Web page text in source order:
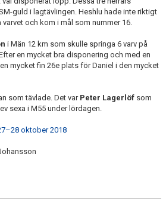
guld i lagtävlingen. Heshlu hade inte riktigt
och kom i mål som nummer 16.
i Män 12 km som skulle springa 6 varv på
en mycket bra disponering och med en
mycket fin 26e plats för Daniel i den mycket
som tävlade. Det var Peter Lagerlöf som
sexa i M55 under lördagen.
oktober 2018